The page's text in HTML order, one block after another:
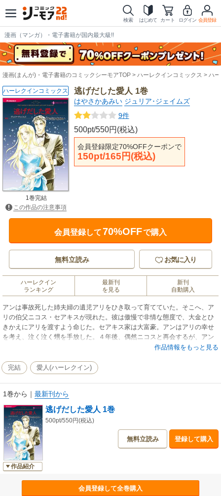
検索 はじめて カート ログイン 会員登録
漫画（マンガ）・電子書籍が国内最大級!!
漫画(まんが)・電子書籍のコミックシーモアTOP ハーレクインコミックス ハ
逃げだした愛人 1巻
はやさかあみい ジュリア･ジェイムズ
9件
500pt/550円(税込)
会員登録限定70%OFFクーポンで
150pt/165円(税込)
ハーレクインコミックス
1巻完結
この作品の注意事項
会員登録して70%OFFで購入
無料立読み お気に入り
ハーレクイン
ランキング
最新刊
を見る
新刊
自動購入
アンは事故死した姉夫婦の遺児アリをひき取って育てていた。そこへ、ア
リの伯父ニコス・セアキスが現れた。彼は傲慢で非情な態度で、大金とひ
きかえにアリを渡すよう命じた。セアキス家は大富豪。アンはアリの幸せ
を考え、泣く泣く甥を手放した。４年後、偶然ニコスと再会するが、アン
を金目当ての女と決めつけていた彼は、軽蔑をあらわにする。なのに数日
い」突然の申し出に、アンは自分の耳を疑った。
作品情報をもっと見る
完結 愛人(ハーレクイン)
1巻から ｜ 最新刊から
作品紹介
逃げだした愛人 1巻
500pt/550円(税込)
無料立読み 登録して購入
会員登録して全巻購入